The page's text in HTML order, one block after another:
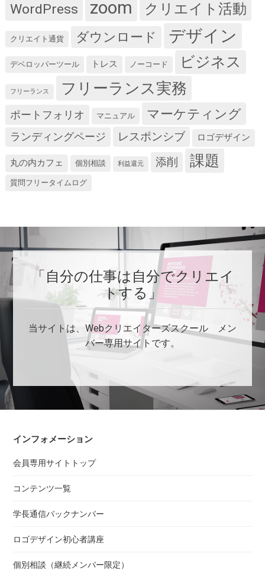
WordPress zoom クリエイト活動
クリエイト通貨 ダウンロード デザイン
デベロッパーツール トレス ノーコード ビジネス
フリーランス フリーランス実務
ポートフォリオ マニュアル マーケティング
ランディングページ レスポンシブ ロゴデザイン
丸の内カフェ 個別相談 利益還元 添削 課題
質問フリータイムログ
「自分の仕事は自分でクリエイ
トする」
当サイトは、Webクリエイターズスクール メン
バー専用サイトです。
インフォメーション
会員専用サイトトップ
コンテンツ一覧
学長通信バックナンバー
ロゴデザイン初心者講座
個別相談（継続メンバー限定）